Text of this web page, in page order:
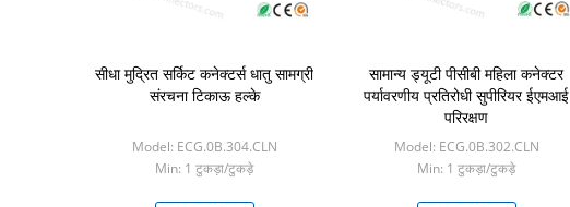
सीधा मुद्रित सर्किट कनेक्टर्स धातु सामग्री
संरचना टिकाऊ हल्के
Model: ECG.0B.304.CLN
Min: 1 टुकड़ा/टुकड़े
सामान्य ड्यूटी पीसीबी महिला कनेक्टर
पर्यावरणीय प्रतिरोधी सुपीरियर ईएमआई
परिरक्षण
Model: ECG.0B.302.CLN
Min: 1 टुकड़ा/टुकड़े